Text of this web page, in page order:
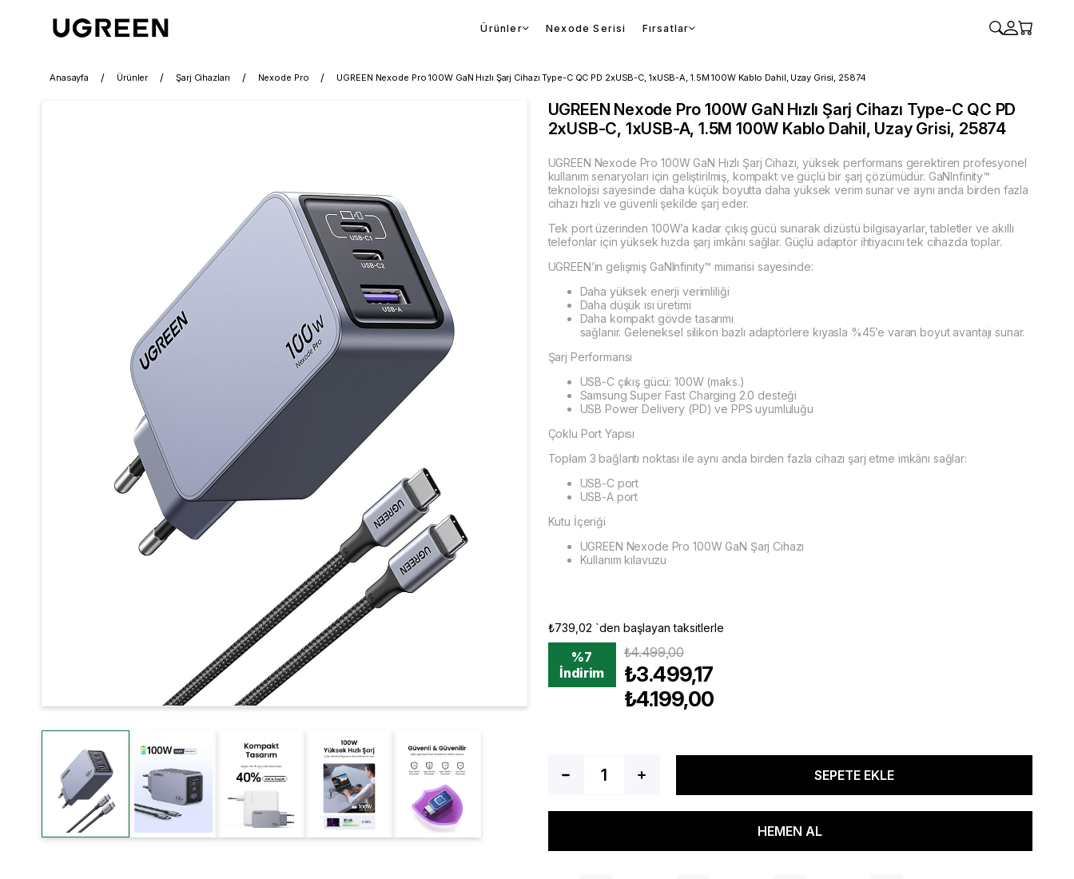
Ürünler Nexode Serisi Fırsatlar
Anasayfa Ürünler Şarj Cihazları Nexode Pro UGREEN Nexode Pro 100W GaN Hızlı Şarj Cihazı Type-C QC PD 2xUSB-C, 1xUSB-A, 1.5M 100W Kablo Dahil, Uzay Grisi, 25874
UGREEN Nexode Pro 100W GaN Hızlı Şarj Cihazı Type-C QC PD
2xUSB-C, 1xUSB-A, 1.5M 100W Kablo Dahil, Uzay Grisi, 25874
UGREEN Nexode Pro 100W GaN Hızlı Şarj Cihazı, yüksek performans gerektiren profesyonel
kullanım senaryoları için geliştirilmiş, kompakt ve güçlü bir şarj çözümüdür. GaNInfinity™
teknolojisi sayesinde daha küçük boyutta daha yüksek verim sunar ve aynı anda birden fazla
cihazı hızlı ve güvenli şekilde şarj eder.
Tek port üzerinden 100W’a kadar çıkış gücü sunarak dizüstü bilgisayarlar, tabletler ve akıllı
telefonlar için yüksek hızda şarj imkânı sağlar. Güçlü adaptör ihtiyacını tek cihazda toplar.
UGREEN’in gelişmiş GaNInfinity™ mimarisi sayesinde:
Daha yüksek enerji verimliliği
Daha düşük ısı üretimi
Daha kompakt gövde tasarımı
sağlanır. Geleneksel silikon bazlı adaptörlere kıyasla %45’e varan boyut avantajı sunar.
Şarj Performansı
USB-C çıkış gücü: 100W (maks.)
Samsung Super Fast Charging 2.0 desteği
USB Power Delivery (PD) ve PPS uyumluluğu
Çoklu Port Yapısı
Toplam 3 bağlantı noktası ile aynı anda birden fazla cihazı şarj etme imkânı sağlar:
USB-C port
USB-A port
Kutu İçeriği
UGREEN Nexode Pro 100W GaN Şarj Cihazı
Kullanım kılavuzu
₺739,02 `den başlayan taksitlerle
%7
İndirim
₺4.499,00
₺3.499,17
₺4.199,00